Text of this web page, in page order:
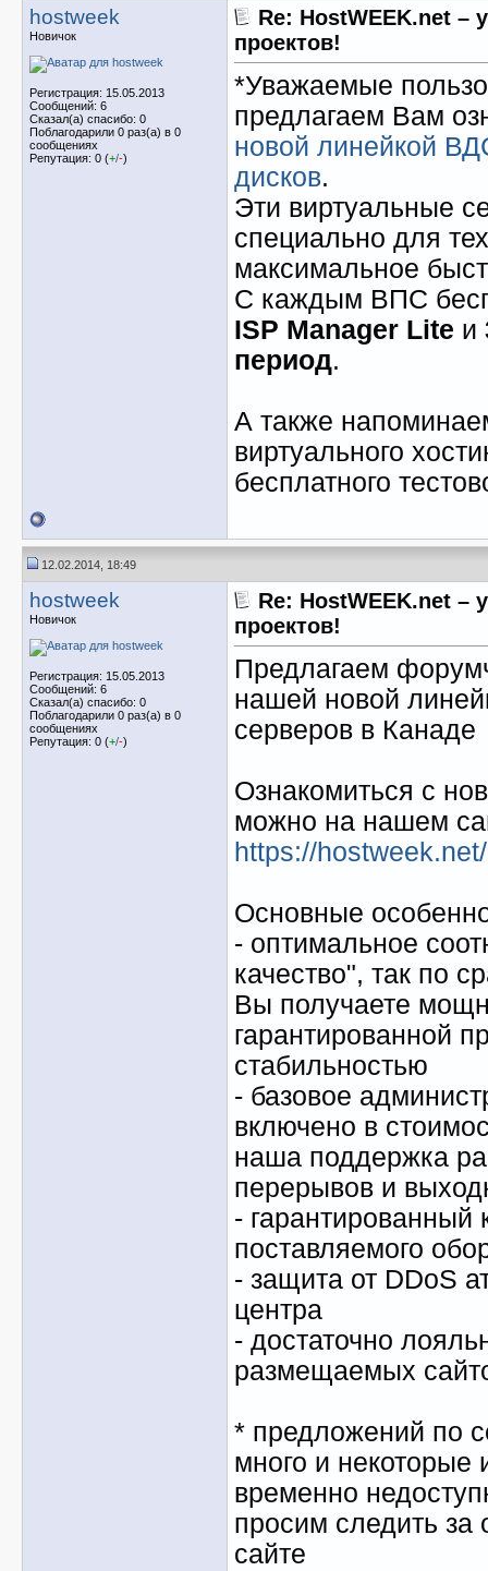
hostweek
Новичок
Регистрация: 15.05.2013
Сообщений: 6
Сказал(а) спасибо: 0
Поблагодарили 0 раз(а) в 0
сообщениях
Репутация: 0 (+/-)
Re: HostWEEK.net
проектов!
*Уважаемые
предлагаем Вам
новой линейкой
дисков.
Эти виртуальные
специально для
максимальное
С каждым ВПС
ISP Manager Lite и
период.
А также
виртуального
бесплатного
12.02.2014, 18:49
hostweek
Новичок
Регистрация: 15.05.2013
Сообщений: 6
Сказал(а) спасибо: 0
Поблагодарили 0 раз(а) в 0
сообщениях
Репутация: 0 (+/-)
Re: HostWEEK.net
проектов!
Предлагаем
нашей новой
серверов в Канаде
Ознакомиться с
можно на нашем
https://
Основные
- оптимальное
качество", так по
Вы получаете
гарантированной
стабильностью
- базовое
включено в
наша поддержка
перерывов и
- гарантированный
поставляемого
- защита от DDoS
центра
- достаточно
размещаемых
* предложений по
много и некоторые
временно
просим следить
сайте